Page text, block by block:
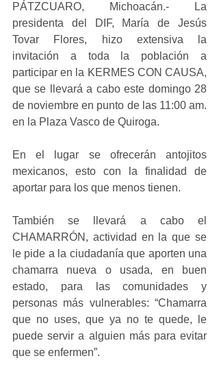
PÁTZCUARO, Michoacán.- La
presidenta del DIF, María de Jesús
Tovar Flores, hizo extensiva la
invitación a toda la población a
participar en la KERMES CON CAUSA,
que se llevará a cabo este domingo 28
de noviembre en punto de las 11:00 am.
en la Plaza Vasco de Quiroga.
En el lugar se ofrecerán antojitos
mexicanos, esto con la finalidad de
aportar para los que menos tienen.
También se llevará a cabo el
CHAMARRÓN, actividad en la que se
le pide a la ciudadanía que aporten una
chamarra nueva o usada, en buen
estado, para las comunidades y
personas más vulnerables: “Chamarra
que no uses, que ya no te quede, le
puede servir a alguien más para evitar
que se enfermen”.